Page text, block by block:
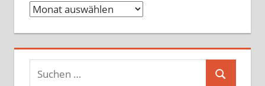
Archiv
Suchen
Suchen